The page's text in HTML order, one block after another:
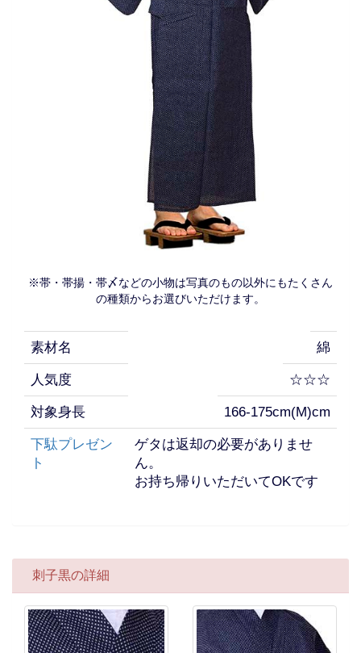
※帯・帯揚・帯〆などの小物は写真のもの以外にもたくさん
の種類からお選びいただけます。
素材名 綿
人気度 ☆☆☆
対象身長 166-175cm(M)cm
下駄プレゼン
ト
ゲタは返却の必要がありませ
ん。
お持ち帰りいただいてOKです
刺子黒の詳細